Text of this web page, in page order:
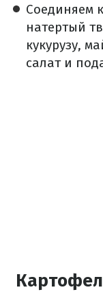
Соединяем
натертый
кукурузу,
салат и